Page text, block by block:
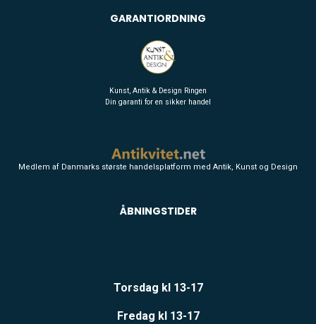
GARANTIORDNING
Kunst, Antik & Design Ringen
Din garanti for en sikker handel
Medlem af Danmarks største handelsplatform med Antik, Kunst og Design
ÅBNINGSTIDER
Torsdag kl 13-17
Fredag kl 13-17